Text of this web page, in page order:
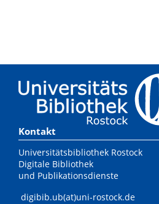
Kontakt
Universitätsbibliothek Rostock
Digitale Bibliothek
und Publikationsdienste
digibib.ub(at)uni-rostock.de